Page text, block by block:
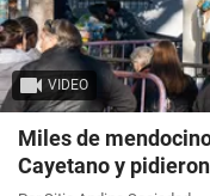
VIDEO
Miles de
Cayetano y